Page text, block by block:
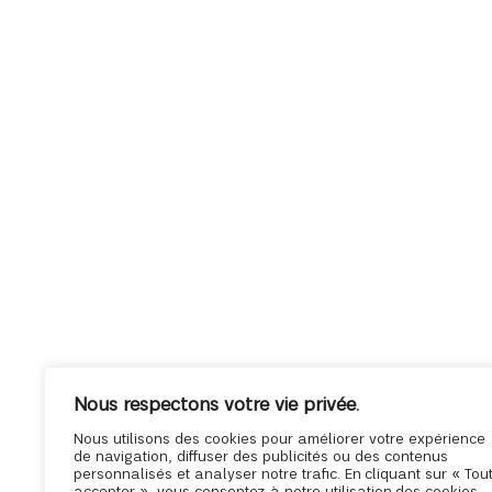
Nous respectons votre vie privée.
Nous utilisons des cookies pour améliorer votre expérience
de navigation, diffuser des publicités ou des contenus
personnalisés et analyser notre trafic. En cliquant sur « Tout